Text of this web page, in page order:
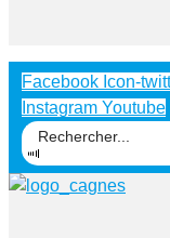
Facebook Icon-
Instagram Youtube